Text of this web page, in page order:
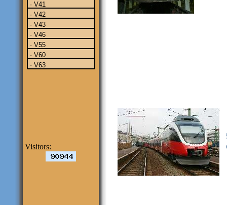
· V41
· V42
· V43
· V46
· V55
· V60
· V63
Visitors: